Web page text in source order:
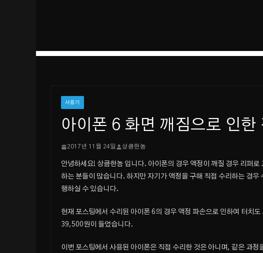
사용기
아이폰 6 화면 깨짐으로 인한
2017년 11월 24일 상큼한놈
안녕하세요! 상큼한놈 입니다. 아이폰의 경우 액정이 깨질 경우 리퍼
하는 분들이 많습니다. 하지만 자기가 액정을 구해 직접 수리하는 경
행하실 수 있습니다.
현재 포스팅에서 수리된 아이폰 6의 경우 액정 파손으로 인하여 터치
39,500원이 들었습니다.
이번 포스팅에서 사용된 아이폰은 직접 수리한 것은 아니며, 같은 과